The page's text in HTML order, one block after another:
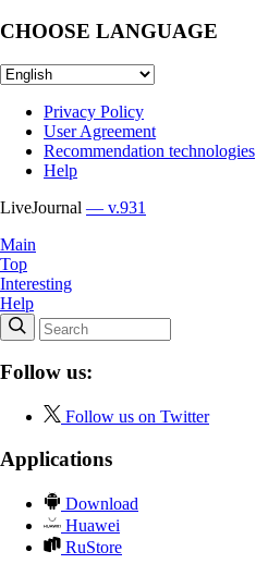
CHOOSE LANGUAGE
Privacy Policy
User Agreement
Recommendation technologies
Help
LiveJournal — v.931
Main
Top
Interesting
Help
Follow us:
Follow us on Twitter
Applications
Download
Huawei
RuStore